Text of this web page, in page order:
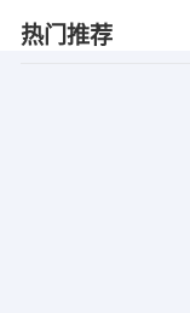
热门推荐